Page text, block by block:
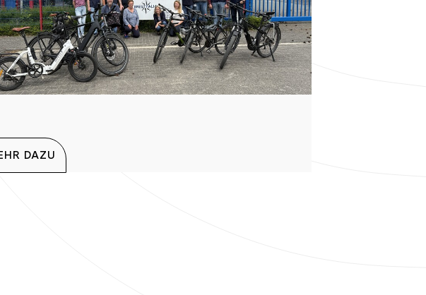
DAZU